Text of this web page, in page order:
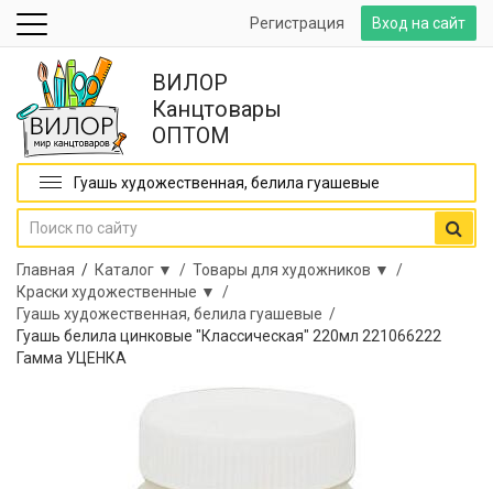
Вход на сайт
Регистрация
ВИЛОР
Канцтовары
ОПТОМ
Гуашь художественная, белила гуашевые
Главная / Каталог ▼ / Товары для художников ▼ /
Краски художественные ▼ /
Гуашь художественная, белила гуашевые /
Гуашь белила цинковые "Классическая" 220мл 221066222
Гамма УЦЕНКА